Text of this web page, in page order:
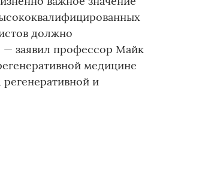
должно
— заявил профессор Майк
медицине
и